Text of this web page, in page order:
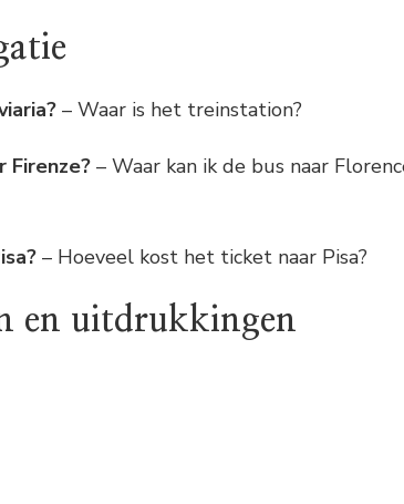
– Waar is het treinstation?
Firenze? – Waar kan ik de bus naar
– Hoeveel kost het ticket naar Pisa?
en uitdrukkingen